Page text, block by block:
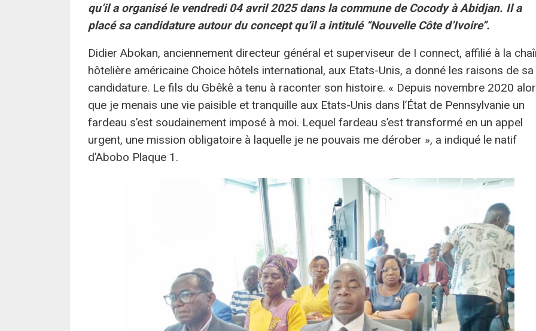
qu’il a organisé le vendredi 04 avril 2025 dans la commune de Cocody à Abidjan. Il a
placé sa candidature autour du concept qu’il a intitulé ‘‘Nouvelle Côte d’Ivoire’’.
Didier Abokan, anciennement directeur général et superviseur de I connect, affilié à la
hôtelière américaine Choice hôtels international, aux Etats-Unis, a donné les raisons de sa
candidature. Le fils du Gbêkê a tenu à raconter son histoire. « Depuis novembre 2020
que je menais une vie paisible et tranquille aux Etats-Unis dans l’État de Pennsylvanie un
fardeau s’est soudainement imposé à moi. Lequel fardeau s’est transformé en un appel
urgent, une mission obligatoire à laquelle je ne pouvais me dérober », a indiqué le natif
d’Abobo Plaque 1.